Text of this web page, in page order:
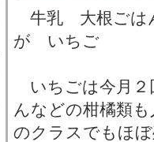
牛乳 大根ごは
が いちご
いちごは今月２
んなどの柑橘類
のクラスでもほ